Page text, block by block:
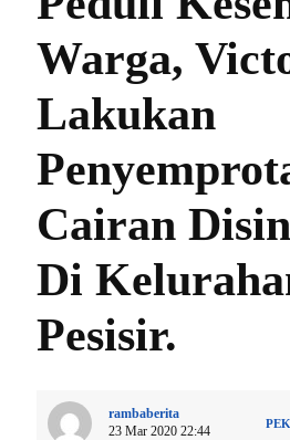
Warga,
Lakukan
Cairan
Di
Pesisir.
rambaberita
23 Mar 2020 22:44